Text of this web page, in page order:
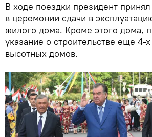
В ходе поездки президент принял
в церемонии сдачи в
жилого дома. Кроме этого дома,
указание о строительстве еще 4-
высотных домов.